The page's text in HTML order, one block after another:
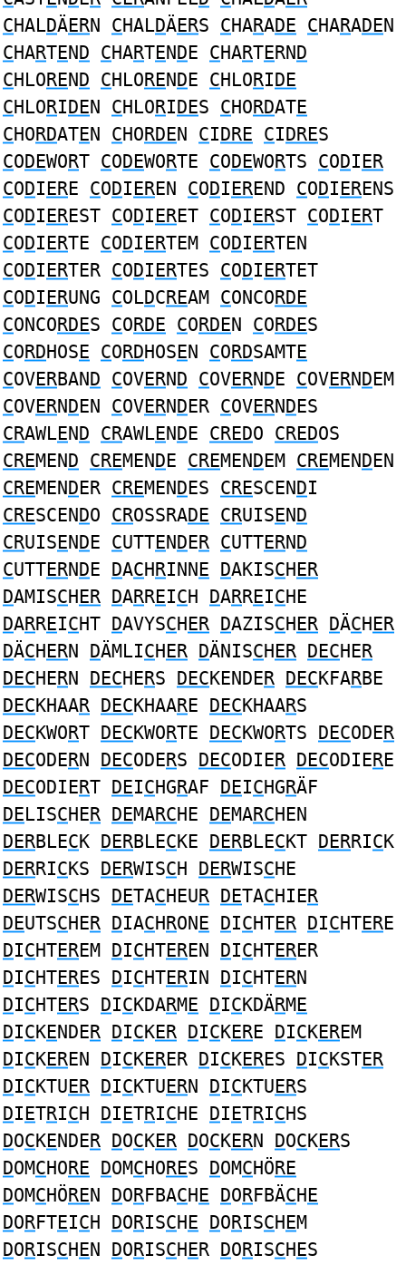
CHALDÄERN CHALDÄERS CHARADE CHARADEN
CHARTEND CHARTENDE CHARTERND
CHLOREND CHLORENDE CHLORIDE
CHLORIDEN CHLORIDES CHORDATE
CHORDATEN CHORDEN CIDRE CIDRES
CODEWORT CODEWORTE CODEWORTS CODIER
CODIERE CODIEREN CODIEREND CODIERENS
CODIEREST CODIERET CODIERST CODIERT
CODIERTE CODIERTEM CODIERTEN
CODIERTER CODIERTES CODIERTET
CODIERUNG COLDCREAM CONCORDE
CONCORDES CORDE CORDEN CORDES
CORDHOSE CORDHOSEN CORDSAMTE
COVERBAND COVERND COVERNDE COVERNDEM
COVERNDEN COVERNDER COVERNDES
CRAWLEND CRAWLENDE CREDO CREDOS
CREMEND CREMENDE CREMENDEM CREMENDEN
CREMENDER CREMENDES CRESCENDI
CRESCENDO CROSSRADE CRUISEND
CRUISENDE CUTTENDER CUTTERND
CUTTERNDE DACHRINNE DAKISCHER
DAMISCHER DARREICH DARREICHE
DARREICHT DAVYSCHER DAZISCHER DÄCHER
DÄCHERN DÄMLICHER DÄNISCHER DECHER
DECHERN DECHERS DECKENDER DECKFARBE
DECKHAAR DECKHAARE DECKHAARS
DECKWORT DECKWORTE DECKWORTS DECODER
DECODERN DECODERS DECODIER DECODIERE
DECODIERT DEICHGRAF DEICHGRÄF
DELISCHER DEMARCHE DEMARCHEN
DERBLECK DERBLECKE DERBLECKT DERRICK
DERRICKS DERWISCH DERWISCHE
DERWISCHS DETACHEUR DETACHIER
DEUTSCHER DIACHRONE DICHTER DICHTERE
DICHTEREM DICHTEREN DICHTERER
DICHTERES DICHTERIN DICHTERN
DICHTERS DICKDARME DICKDÄRME
DICKENDER DICKER DICKERE DICKEREM
DICKEREN DICKERER DICKERES DICKSTER
DICKTUER DICKTUERN DICKTUERS
DIETRICH DIETRICHE DIETRICHS
DOCKENDER DOCKER DOCKERN DOCKERS
DOMCHORE DOMCHORES DOMCHÖRE
DOMCHÖREN DORFBACHE DORFBÄCHE
DORFTEICH DORISCHE DORISCHEM
DORISCHEN DORISCHER DORISCHES